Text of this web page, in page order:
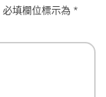
必填欄位標示為*